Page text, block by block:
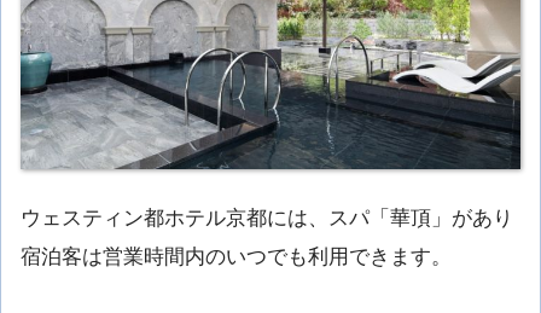
ウェスティン都ホテル京都には、スパ「華頂」があり
宿泊客は営業時間内のいつでも利用できます。